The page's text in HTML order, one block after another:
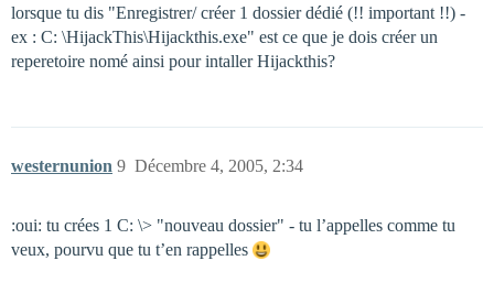
lorsque tu dis "Enregistrer/ créer 1 dossier dédié (!! important !!) -
ex : C: \HijackThis\Hijackthis.exe" est ce que je dois créer un
reperetoire nomé ainsi pour intaller Hijackthis?
westernunion Décembre 4, 2005, 2:34
9
:oui: tu crées 1 C: \> "nouveau dossier" - tu l’appelles comme tu
veux, pourvu que tu t’en rappelles